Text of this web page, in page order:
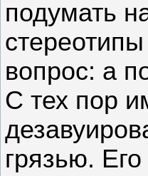
подумать
вопрос: а
С тех пор
грязью.